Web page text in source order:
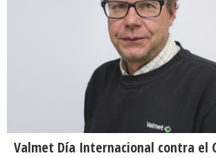
Valmet Día Internacional contra el